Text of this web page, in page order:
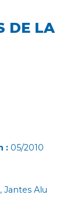
DE LA
: 05/2010
Jantes Alu